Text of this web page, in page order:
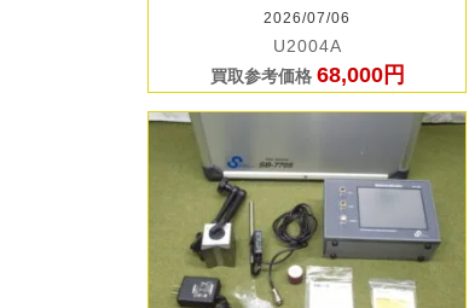
2026/07/06
U2004A
買取参考価格 68,000円